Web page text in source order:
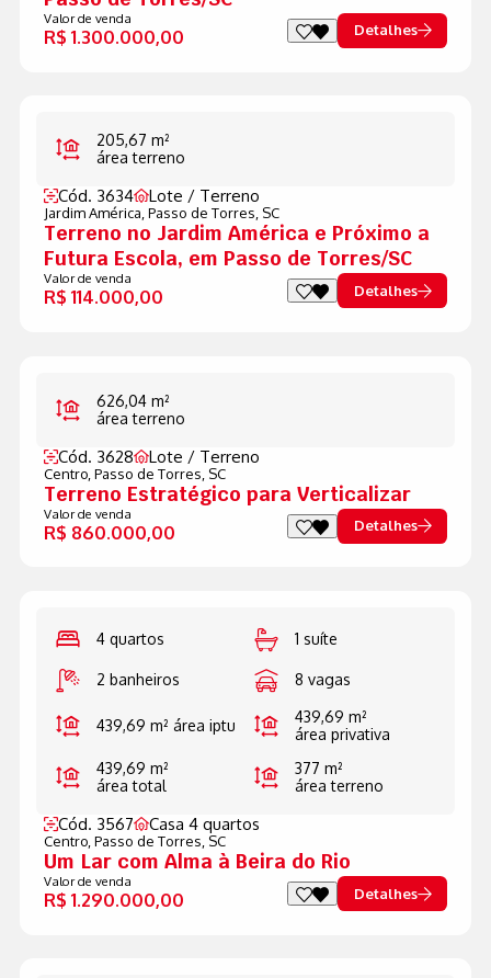
Valor de venda
R$ 1.300.000,00 Detalhes
205,67 m²
área terreno
Cód. 3634 Lote / Terreno
Jardim América,Passo de Torres, SC
Terreno no Jardim América e Próximo a
Futura Escola, em Passo de Torres/SC
Valor de venda
R$ 114.000,00 Detalhes
626,04 m²
área terreno
Cód. 3628 Lote / Terreno
Centro, Passo de Torres, SC
Terreno Estratégico para Verticalizar
Valor de venda
R$ 860.000,00 Detalhes
4 quartos 1 suíte
2 banheiros 8 vagas
439,69 m² área iptu
439,69 m²
área privativa
439,69 m²
área total
377 m²
área terreno
Cód. 3567 Casa 4 quartos
Centro, Passo de Torres, SC
Um Lar com Alma à Beira do Rio
Valor de venda
R$ 1.290.000,00 Detalhes